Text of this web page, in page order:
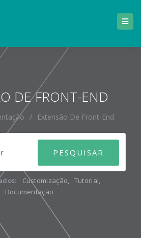
DE FRONT-END
/ Extensão De Front-End
Customização, Tutorial,
Documentação